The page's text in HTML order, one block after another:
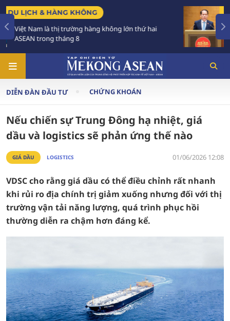
hai
CHÍNH SÁCH
Tạo khuôn khổ pháp lý ổn định, đột phá để
DIỄN ĐÀN ĐẦU TƯ CHỨNG KHOÁN
Nếu chiến sự Trung Đông hạ nhiệt, giá
dầu và logistics sẽ phản ứng thế nào
GIÁ DẦU LOGISTICS 01/06/2026 12:08
VDSC cho rằng giá dầu có thể điều chỉnh rất nhanh
khi rủi ro địa chính trị giảm xuống nhưng đối với thị
trường vận tải năng lượng, quá trình phục hồi
thường diễn ra chậm hơn đáng kể.